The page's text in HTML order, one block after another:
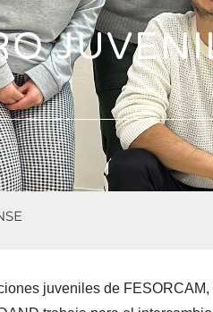
juveniles de FESORCAM,